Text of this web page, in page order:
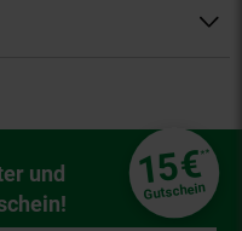
und
15€**
Gutschein